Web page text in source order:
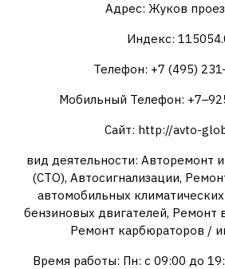
Адрес: Жуков
Индекс:
Телефон: +7 (495)
Мобильный Телефон:
Сайт: http://avto-
вид деятельности: Авторемонт
(СТО), Автосигнализации,
автомобильных
бензиновых двигателей, Ремонт
Ремонт карбюраторов /
Время работы: Пн: с 09:00 до